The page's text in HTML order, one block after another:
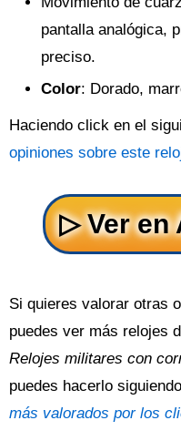
pantalla analógica,
preciso.
Color: Dorado,
Haciendo click en el
opiniones sobre este
Si quieres valorar otras
puedes ver más relojes
Relojes militares con
puedes hacerlo
más valorados por los